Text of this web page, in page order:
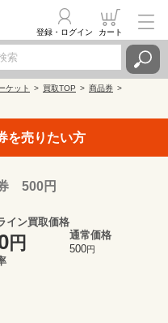
登録・ログイン カート
ケット 買取TOP
商品券
売りたい方
500円
イン買取価格
円
通常価格
500円